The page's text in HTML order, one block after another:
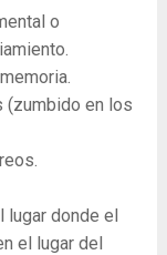
o
(zumbido en los
lugar donde el
el lugar del